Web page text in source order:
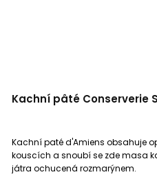
Kachní pâté Conserverie
Kachní paté d'Amiens obsahuje
kouscích a snoubí se zde masa
játra ochucená rozmarýnem.